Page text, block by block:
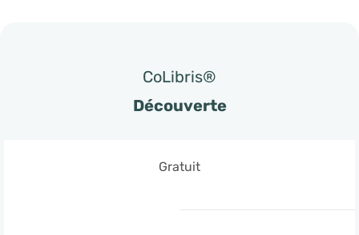
CoLibris®
Découverte
Gratuit